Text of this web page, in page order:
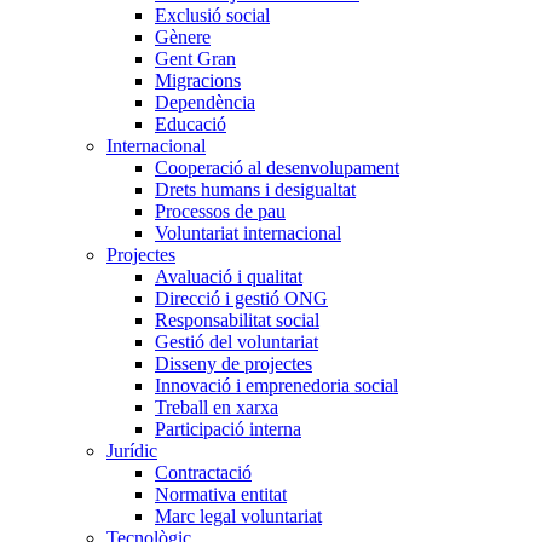
Exclusió social
Gènere
Gent Gran
Migracions
Dependència
Educació
Internacional
Cooperació al desenvolupament
Drets humans i desigualtat
Processos de pau
Voluntariat internacional
Projectes
Avaluació i qualitat
Direcció i gestió ONG
Responsabilitat social
Gestió del voluntariat
Disseny de projectes
Innovació i emprenedoria social
Treball en xarxa
Participació interna
Jurídic
Contractació
Normativa entitat
Marc legal voluntariat
Tecnològic